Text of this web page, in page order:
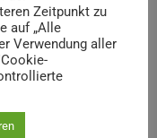
Zeitpunkt zu
auf „Alle
Verwendung aller